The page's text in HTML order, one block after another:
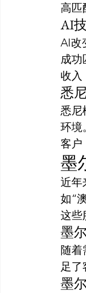
高匹
AI
AI改
成功
收入
悉
悉尼
环境
客户
墨
近年
如“
这些
墨
随着
足了
墨